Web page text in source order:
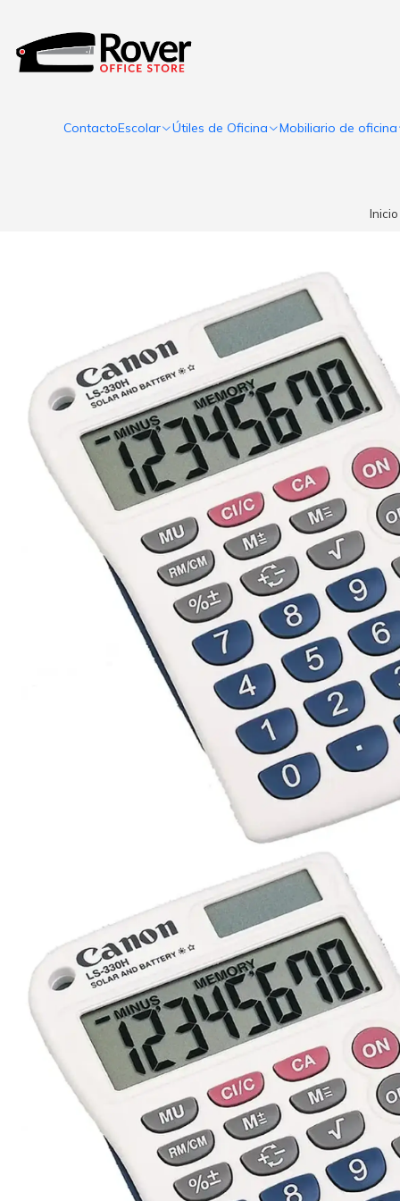
ContactoEscolar Útiles de Oficina Mobiliario de oficina
Inicio